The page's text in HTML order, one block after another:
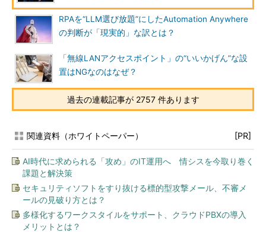
RPAを“LLM選び放題”にしたAutomation Anywhere
の判断が「現実的」な訳とは？
「無線LANアクセスポイント」の“いいかげん”な設
置はNGなのはなぜ？
過去の連載記事が 2757 件あります
関連資料（ホワイトペーパー） [PR]
AI時代に求められる「攻め」のIT運用へ 情シスを今取り巻く
課題と解決策
セキュリティソフトをすり抜ける標的型攻撃メール、不審メ
ールの見破り方とは？
多様化するワークスタイルをサポート、クラウドPBXの導入
メリットとは？